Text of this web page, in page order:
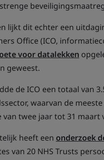
lijkt dit echter een
Office (ICO,
voor datalekken
geweest.
de ICO een totaal van
waarvan de
van twee jaar tot 31 maart
heeft een onderzoek
van 20 NHS Trusts